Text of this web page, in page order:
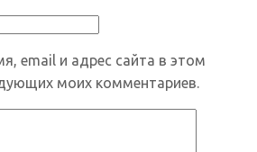
email и адрес сайта в этом
моих комментариев.